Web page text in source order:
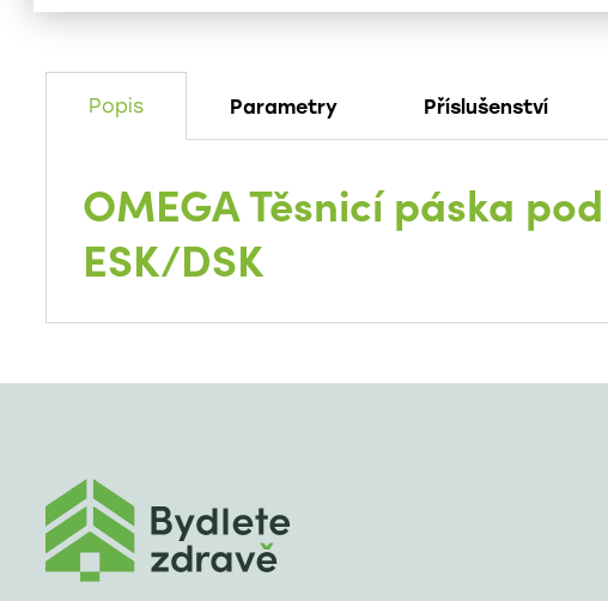
Popis Parametry Příslušenství
OMEGA Těsnicí páska
ESK/DSK